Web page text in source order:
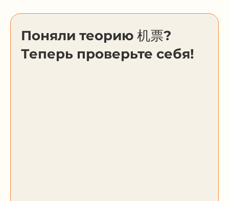
Поняли теорию 机票?
Теперь проверьте себя!